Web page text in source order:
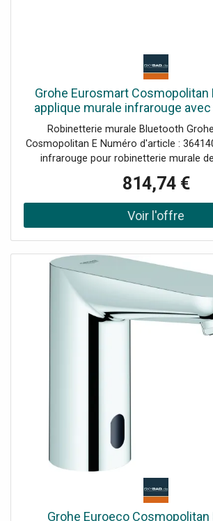
Grohe Eurosmart Cosmopolitan
applique murale infrarouge
Bluetooth, chromé
Robinetterie murale Bluetooth
Cosmopolitan E Numéro d'article :
infrarouge pour robinetterie murale
pour communication bidirectionnelle
fonctions de lecture, de réglage et
transformateur 100-240 V AC, 50-60
Surface Grohe StarLight® Grohe
d'eau Grohe EcoJoy® Verrouillage de
SafeStop à 38°C Bec pivotant en fonte
de plage de pivotement 130°,
mm Détendeur à jet laminaire 9 l/min
connexion cachée, connexion à vis
pièges à saletés à utiliser avec le kit
produits via APP Nombre de chasses
heure du dernier rinçage Consommation
derniers jours Nombre de
heure de la dernière désinfection
temps de suivi rinçage automatique
thermique Mode nettoyage
marche/arrêt Attribution de profil par
814,74 €
Grohe Euroeco Cosmopolitan